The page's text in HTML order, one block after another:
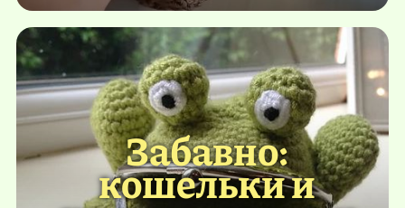
Забавно:
кошельки и